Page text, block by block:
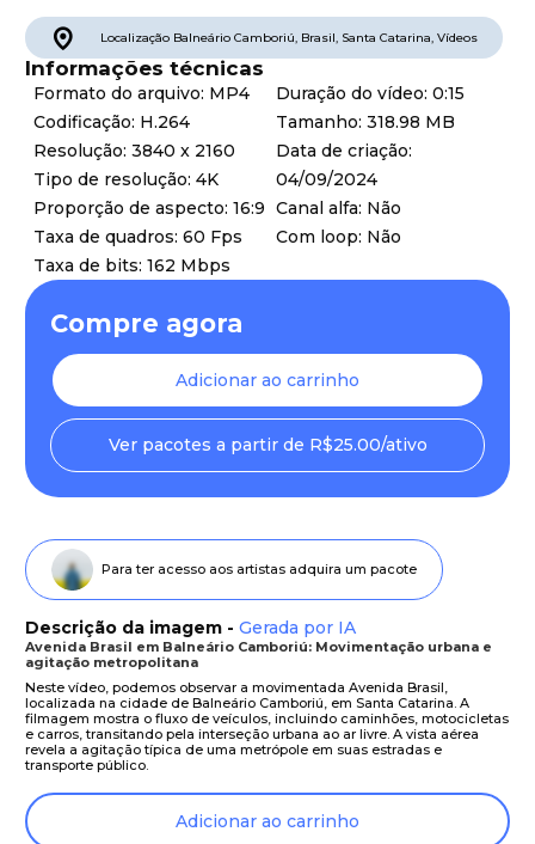
Localização Balneário Camboriú, Brasil, Santa Catarina, Vídeos
Informações técnicas
Formato do arquivo: MP4
Codificação: H.264
Resolução: 3840 x 2160
Tipo de resolução: 4K
Proporção de aspecto: 16:9
Taxa de quadros: 60 Fps
Taxa de bits: 162 Mbps
Duração do vídeo: 0:15
Tamanho: 318.98 MB
Data de criação:
04/09/2024
Canal alfa: Não
Com loop: Não
Compre agora
Adicionar ao carrinho
Ver pacotes a partir de R$25.00/ativo
Para ter acesso aos artistas adquira um pacote
Descrição da imagem - Gerada por IA
Avenida Brasil em Balneário Camboriú: Movimentação urbana e
agitação metropolitana
Neste vídeo, podemos observar a movimentada Avenida Brasil,
localizada na cidade de Balneário Camboriú, em Santa Catarina. A
filmagem mostra o fluxo de veículos, incluindo caminhões, motocicletas
e carros, transitando pela interseção urbana ao ar livre. A vista aérea
revela a agitação típica de uma metrópole em suas estradas e
transporte público.
Adicionar ao carrinho